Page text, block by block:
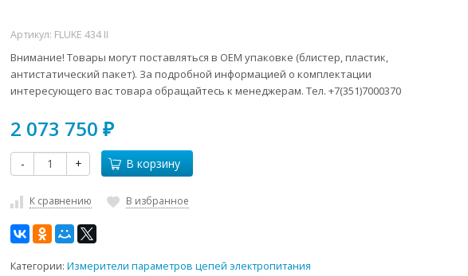
Артикул: FLUKE 434 II
Внимание! Товары могут поставляться в ОЕМ упаковке (блистер, пластик,
антистатический пакет). За подробной информацией о комплектации
интересующего вас товара обращайтесь к менеджерам. Тел. +7(351)7000370
2 073 750₽
- + В корзину
К сравнению В избранное
Категории:Измерители параметров цепей электропитания